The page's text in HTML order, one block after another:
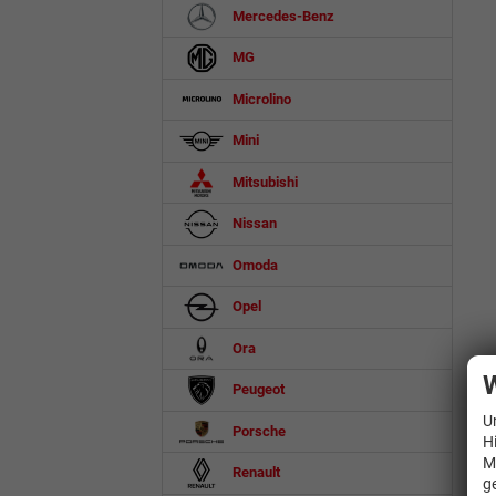
Mercedes-Benz
MG
Microlino
Mini
Mitsubishi
Nissan
Omoda
Opel
Ora
Peugeot
Porsche
Renault